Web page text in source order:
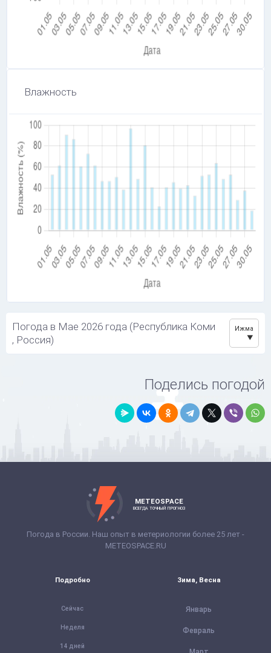
Влажность
Погода в Мае 2026 года (Республика Коми
, Россия)
Ижма
Поделись погодой
METEOSPACE
ВСЕГДА ТОЧНЫЙ ПРОГНОЗ
Погода в России. Наш опыт в метериологии более 25 лет -
METEOSPACE.RU
Подробно
Сейчас
Неделя
14 дней
Зима, Весна
Январь
Февраль